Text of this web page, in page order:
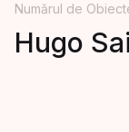
Numărul de
Hugo